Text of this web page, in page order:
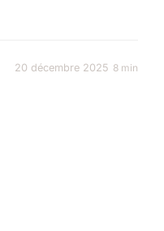
20 décembre 2025 8 min